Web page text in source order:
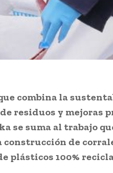
combina la
residuos y mejoras
se suma al trabajo
construcción de
plásticos 100%